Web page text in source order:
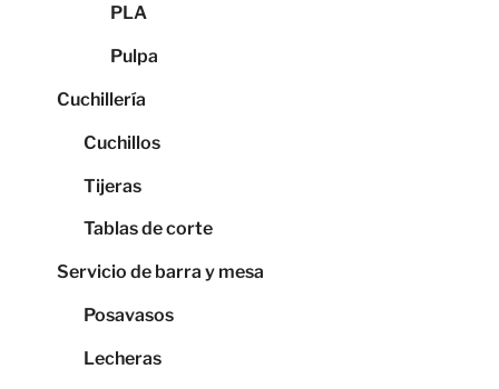
PLA
Pulpa
Cuchillería
Cuchillos
Tijeras
Tablas de corte
Servicio de barra y mesa
Posavasos
Lecheras